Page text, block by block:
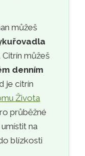
můžeš
můžeš
denním
je citrín
Života
průběžné
na
blízkosti